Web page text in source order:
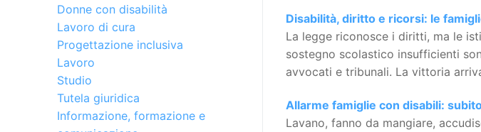
Disabilità, diritto e ricorsi: le
La legge riconosce i diritti, ma le
sostegno scolastico insufficienti
avvocati e tribunali. La vittoria
Allarme famiglie con disabili:
Lavano, fanno da mangiare,
Donne con disabilità
Lavoro di cura
Progettazione inclusiva
Lavoro
Studio
Tutela giuridica
Informazione, formazione e